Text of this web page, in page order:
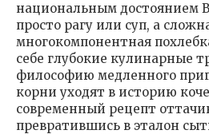
национальным достоянием
просто рагу или суп, а
многокомпонентная
себе глубокие кулинарные
философию медленного
корни уходят в историю
современный рецепт
превратившись в эталон